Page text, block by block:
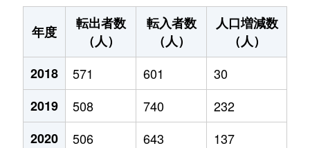
年度
転出者数
（人）
転入者数
（人）
人口増減数
（人）
2018
571 601
30
2019
508 740
232
2020
506 643
137